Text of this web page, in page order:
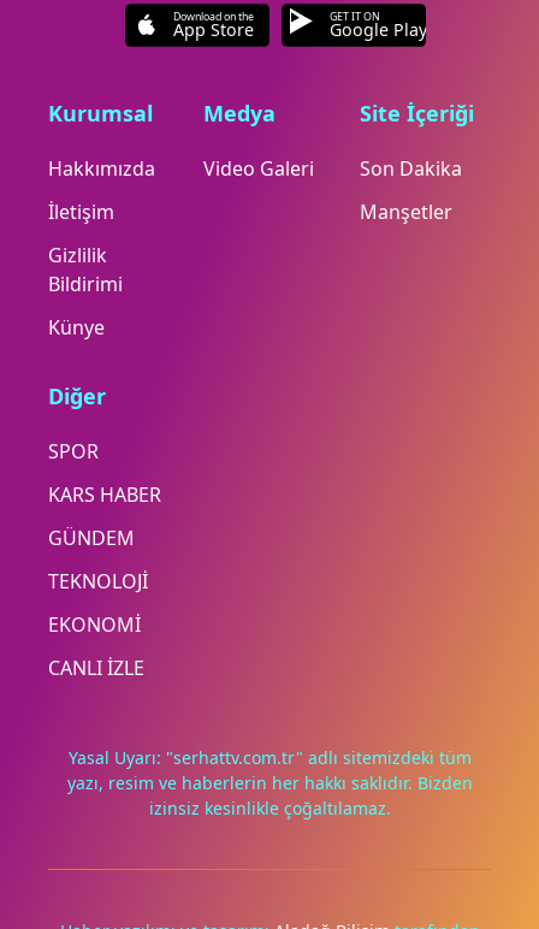
Download on the
App Store
GET IT ON
Google Play
Kurumsal
Hakkımızda
İletişim
Gizlilik
Bildirimi
Künye
Medya
Video Galeri
Site İçeriği
Son Dakika
Manşetler
Diğer
SPOR
KARS HABER
GÜNDEM
TEKNOLOJİ
EKONOMİ
CANLI İZLE
Yasal Uyarı: "serhattv.com.tr" adlı sitemizdeki tüm
yazı, resim ve haberlerin her hakkı saklıdır. Bizden
izinsiz kesinlikle çoğaltılamaz.